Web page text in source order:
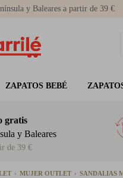
y Baleares a partir de 39 €
ZAPATOS BEBÉ
gratis
y Baleares
de 39 €
MUJER OUTLET SANDALIAS